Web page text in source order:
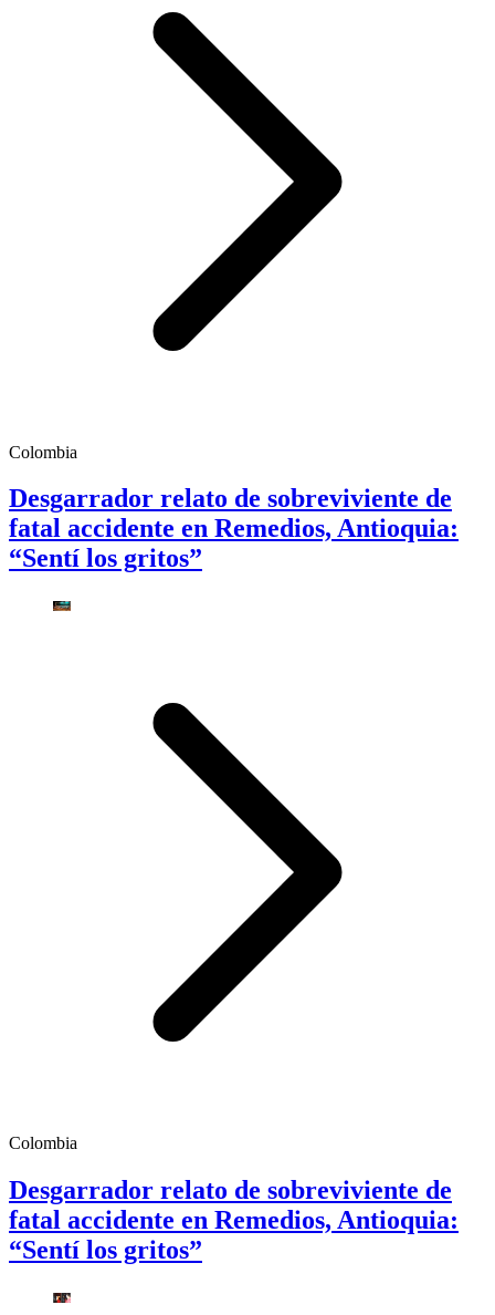
Colombia
Desgarrador relato de sobreviviente de
fatal accidente en Remedios, Antioquia:
“Sentí los gritos”
Colombia
Desgarrador relato de sobreviviente de
fatal accidente en Remedios, Antioquia:
“Sentí los gritos”